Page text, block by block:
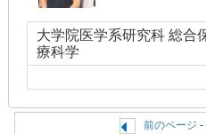
大学院医学系研究科 総合
療科学
前のページ -